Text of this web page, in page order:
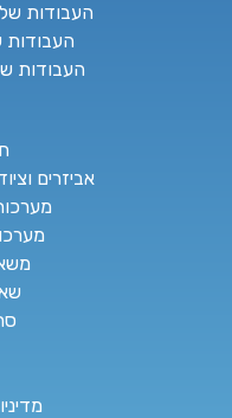
העבודות
העבודות
העבודות
אביזרים